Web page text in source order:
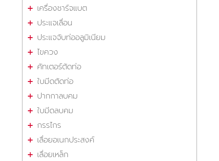
เครื่องชาร์จแบต
ประแจเลื่อน
ประแจจับท่ออลูมิเนียม
ไขควง
คัทเตอร์ตัดท่อ
ใบมีดตัดท่อ
ปากกาลบคม
ใบมีดลบคม
กรรไกร
เลื่อยอเนกประสงค์
เลื่อยเหล็ก